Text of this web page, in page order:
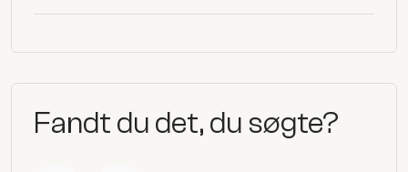
Fandt du det, du søgte?